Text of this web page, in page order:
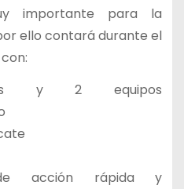
importante para la
ello contará durante el
y 2 equipos
acción rápida y